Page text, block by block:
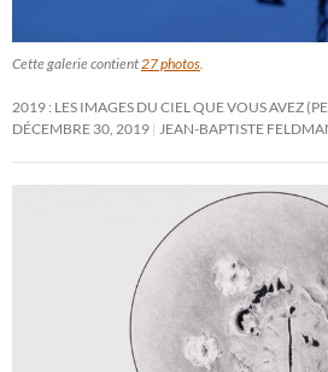
Cette galerie contient 27 photos
2019 : LES IMAGES DU CIEL QUE VOUS AVEZ
DÉCEMBRE 30, 2019
JEAN-BAPTISTE